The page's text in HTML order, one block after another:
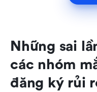
Những sai
các nhóm
đăng ký rủi